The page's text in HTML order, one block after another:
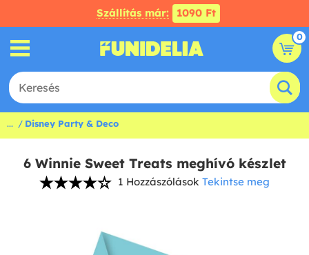
Szállítás már: 1090 Ft
0
... Disney Party & Deco
6 Winnie Sweet Treats meghívó készlet
1 Hozzászólások Tekintse meg